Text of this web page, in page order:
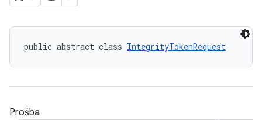
public abstract class IntegrityTokenRequest
Prośba